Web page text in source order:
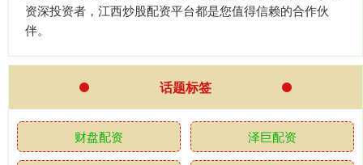
资深投资者，江西炒股配资平台都是您值得信赖的合作伙
伴。
话题标签
财盘配资 泽巨配资